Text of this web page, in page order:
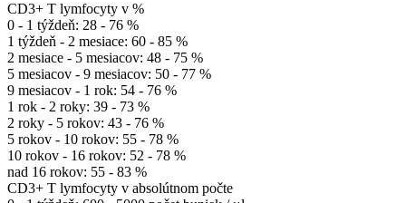
CD3+ T lymfocyty v %
0 - 1 týždeň: 28 - 76 %
1 týždeň - 2 mesiace: 60 - 85 %
2 mesiace - 5 mesiacov: 48 - 75 %
5 mesiacov - 9 mesiacov: 50 - 77 %
9 mesiacov - 1 rok: 54 - 76 %
1 rok - 2 roky: 39 - 73 %
2 roky - 5 rokov: 43 - 76 %
5 rokov - 10 rokov: 55 - 78 %
10 rokov - 16 rokov: 52 - 78 %
nad 16 rokov: 55 - 83 %
CD3+ T lymfocyty v absolútnom počte